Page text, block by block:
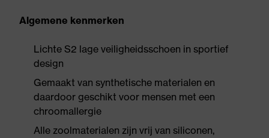
Algemene kenmerken
Lichte S2 lage veiligheidsschoen in sportief
design
Gemaakt van synthetische materialen en
daardoor geschikt voor mensen met een
chroomallergie
Alle zoolmaterialen zijn vrij van siliconen,